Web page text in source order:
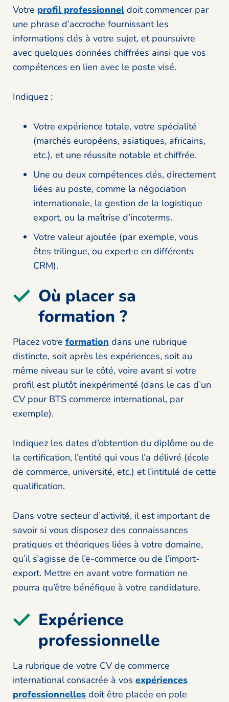
Votre profil professionnel doit commencer par
une phrase d’accroche fournissant les
informations clés à votre sujet, et poursuivre
avec quelques données chiffrées ainsi que vos
compétences en lien avec le poste visé.
Indiquez :
Votre expérience totale, votre spécialité
(marchés européens, asiatiques, africains,
etc.), et une réussite notable et chiffrée.
Une ou deux compétences clés, directement
liées au poste, comme la négociation
internationale, la gestion de la logistique
export, ou la maîtrise d’incoterms.
Votre valeur ajoutée (par exemple, vous
êtes trilingue, ou expert·e en différents
CRM).
Où placer sa
formation ?
Placez votre formation dans une rubrique
distincte, soit après les expériences, soit au
même niveau sur le côté, voire avant si votre
profil est plutôt inexpérimenté (dans le cas d’un
CV pour BTS commerce international, par
exemple).
Indiquez les dates d’obtention du diplôme ou de
la certification, l’entité qui vous l’a délivré (école
de commerce, université, etc.) et l’intitulé de cette
qualification.
Dans votre secteur d’activité, il est important de
savoir si vous disposez des connaissances
pratiques et théoriques liées à votre domaine,
qu’il s’agisse de l’e-commerce ou de l’import-
export. Mettre en avant votre formation ne
pourra qu’être bénéfique à votre candidature.
Expérience
professionnelle
La rubrique de votre CV de commerce
international consacrée à vos expériences
professionnelles doit être placée en pole